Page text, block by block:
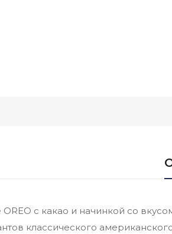
OREO с какао и начинкой со
классического